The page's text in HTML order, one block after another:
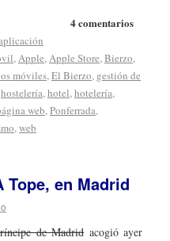
4 comentarios
,Apple,Apple Store,Bierzo,
móviles,El Bierzo, gestión de
hostelería,hotel,hotelería,
web,Ponferrada,
,web
Tope, en Madrid
de Madridacogió ayer